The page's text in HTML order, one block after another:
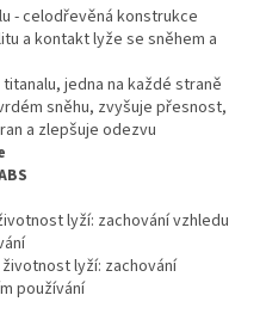
- celodřevěná konstrukce
a kontakt lyže se sněhem a
jedna na každé straně
sněhu, zvyšuje přesnost,
a zlepšuje odezvu
lyží: zachování vzhledu
lyží: zachování
používání